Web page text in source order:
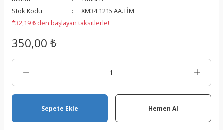
Stok Kodu
XM34 1215 AA.TİM
*32,19 ₺ den başlayan taksitlerle!
350,00 ₺
Sepete Ekle Hemen Al